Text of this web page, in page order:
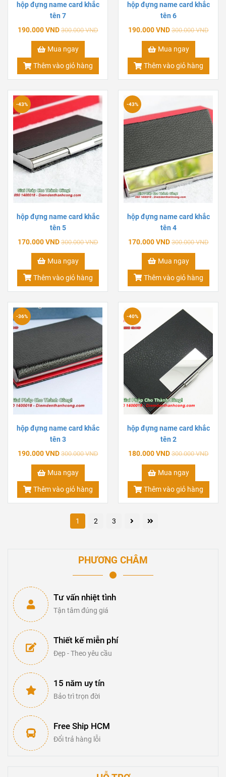
hộp đựng name card khắc
tên 7
190.000 VND 300.000 VND
Mua ngay
Thêm vào giỏ hàng
hộp đựng name card khắc
tên 6
190.000 VND 300.000 VND
Mua ngay
Thêm vào giỏ hàng
hộp đựng name card khắc
tên 5
170.000 VND 300.000 VND
-43%
Mua ngay
Thêm vào giỏ hàng
hộp đựng name card khắc
tên 4
170.000 VND 300.000 VND
-43%
Mua ngay
Thêm vào giỏ hàng
hộp đựng name card khắc
tên 3
190.000 VND 300.000 VND
-36%
Mua ngay
Thêm vào giỏ hàng
hộp đựng name card khắc
tên 2
180.000 VND 300.000 VND
-40%
Mua ngay
Thêm vào giỏ hàng
1 2 3
PHƯƠNG CHÂM
Tư vấn nhiệt tình
Tận tâm đúng giá
Thiết kế miễn phí
Đẹp - Theo yêu cầu
15 năm uy tín
Bảo trì trọn đời
Free Ship HCM
Đổi trả hàng lỗi